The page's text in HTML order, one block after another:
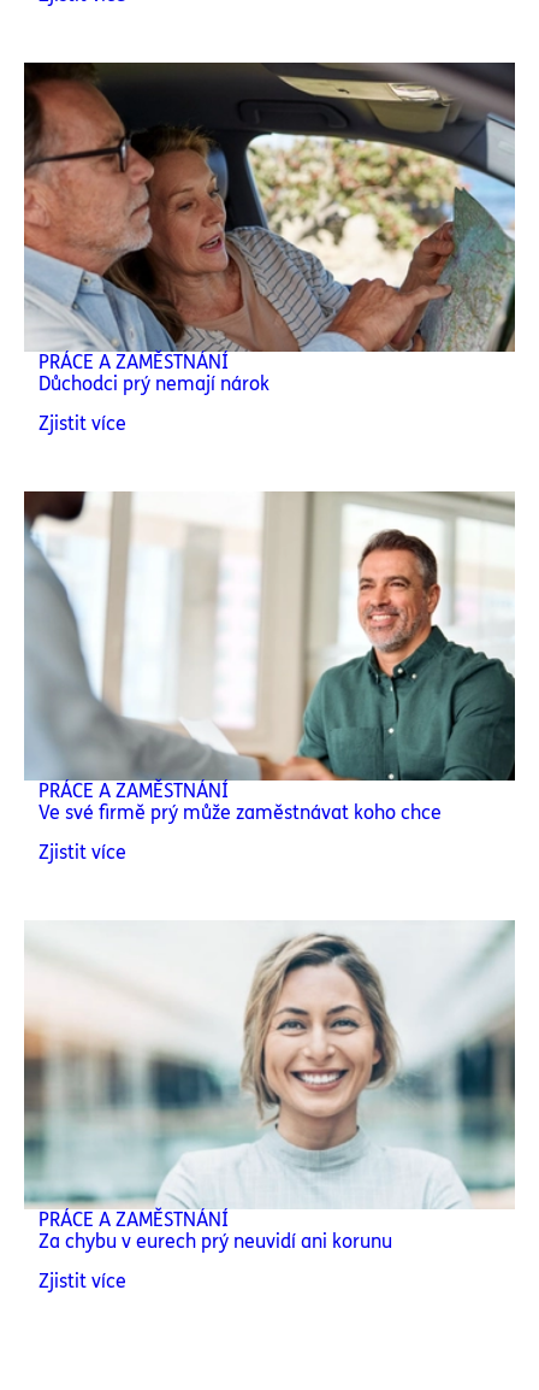
PRÁCE A ZAMĚSTNÁNÍ
Důchodci prý nemají nárok
Zjistit více
PRÁCE A ZAMĚSTNÁNÍ
Ve své firmě prý může zaměstnávat koho chce
Zjistit více
PRÁCE A ZAMĚSTNÁNÍ
Za chybu v eurech prý neuvidí ani korunu
Zjistit více